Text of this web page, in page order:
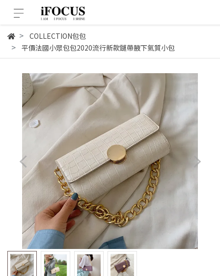
COLLECTION包包
平價法國小眾包包2020流行新款鏈帶腋下氣質小包